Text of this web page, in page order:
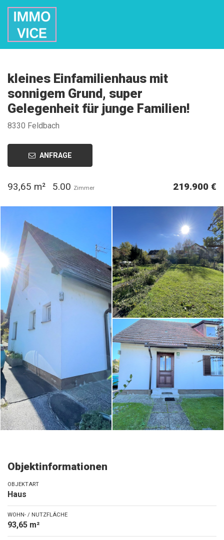
kleines Einfamilienhaus mit
sonnigem Grund, super
Gelegenheit für junge Familien!
8330 Feldbach
ANFRAGE
93,65 m² 5.00 Zimmer 219.900 €
Objektinformationen
OBJEKTART
Haus
WOHN- / NUTZFLÄCHE
93,65 m²